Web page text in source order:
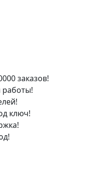
заказов!
работы!
ключ!